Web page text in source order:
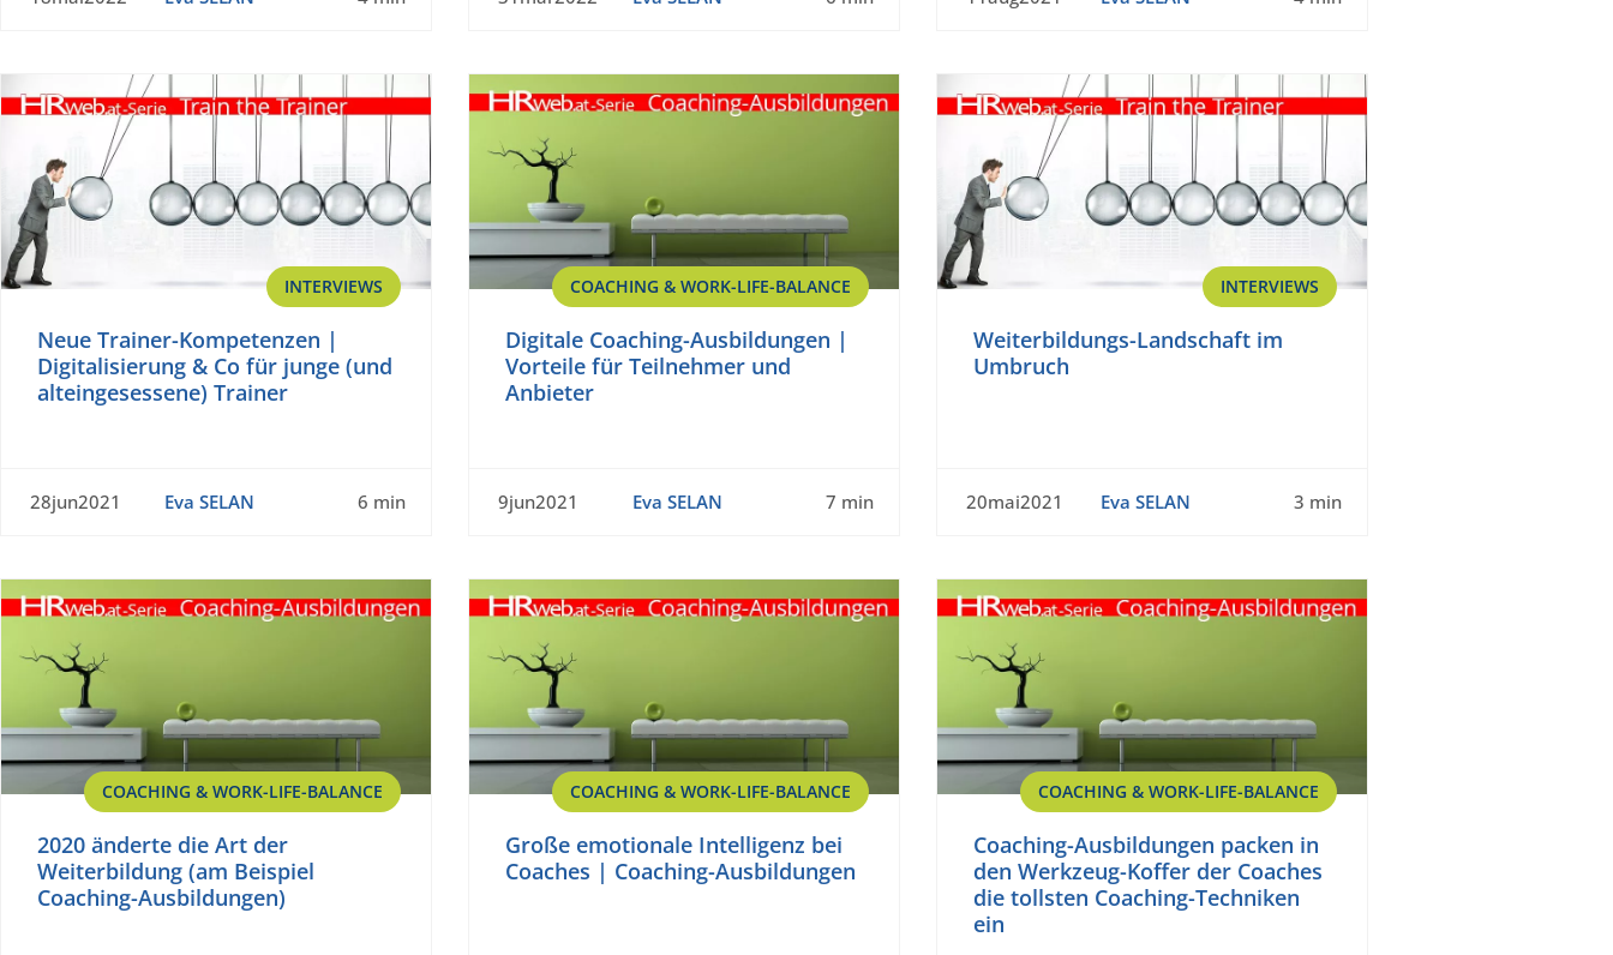
INTERVIEWS
Neue Trainer-Kompetenzen |
Digitalisierung & Co für junge (und
alteingesessene) Trainer
28jun2021 Eva SELAN 6 min
COACHING & WORK-LIFE-BALANCE
Digitale Coaching-Ausbildungen |
Vorteile für Teilnehmer und
Anbieter
9jun2021 Eva SELAN 7 min
INTERVIEWS
Weiterbildungs-Landschaft im
Umbruch
20mai2021 Eva SELAN 3 min
COACHING & WORK-LIFE-BALANCE
2020 änderte die Art der
Weiterbildung (am Beispiel
Coaching-Ausbildungen)
COACHING & WORK-LIFE-BALANCE
Große emotionale Intelligenz bei
Coaches | Coaching-Ausbildungen
COACHING & WORK-LIFE-BALANCE
Coaching-Ausbildungen packen in
den Werkzeug-Koffer der Coaches
die tollsten Coaching-Techniken
ein